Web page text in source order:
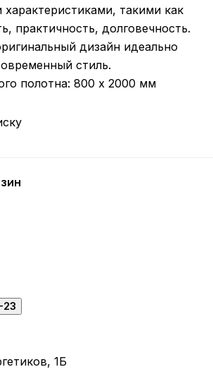
такими как
практичность, долговечность.
дизайн идеально
стиль.
полотна: 800 х 2000 мм
23
1Б